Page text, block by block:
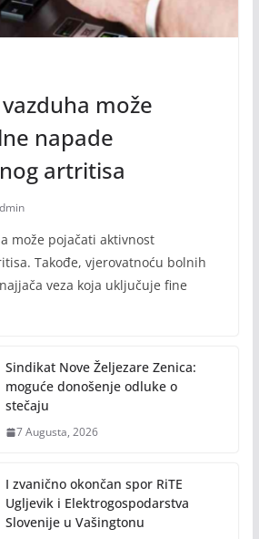
može
napade
artritisa
može pojačati aktivnost
Takođe, vjerovatnoću bolnih
veza koja uključuje fine
Sindikat Nove Željezare Zenica:
moguće donošenje odluke o
stečaju
7 Augusta, 2026
I zvanično okončan spor RiTE
Ugljevik i Elektrogospodarstva
Slovenije u Vašingtonu